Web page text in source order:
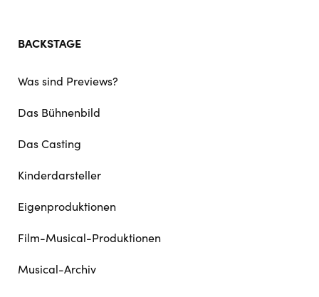
BACKSTAGE
Was sind Previews?
Das Bühnenbild
Das Casting
Kinderdarsteller
Eigenproduktionen
Film-Musical-Produktionen
Musical-Archiv